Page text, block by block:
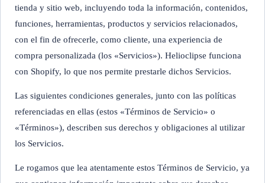
tienda y sitio web, incluyendo toda la información, contenidos,
funciones, herramientas, productos y servicios relacionados,
con el fin de ofrecerle, como cliente, una experiencia de
compra personalizada (los «Servicios»). Helioclipse funciona
con Shopify, lo que nos permite prestarle dichos Servicios.
Las siguientes condiciones generales, junto con las políticas
referenciadas en ellas (estos «Términos de Servicio» o
«Términos»), describen sus derechos y obligaciones al utilizar
los Servicios.
Le rogamos que lea atentamente estos Términos de Servicio, ya